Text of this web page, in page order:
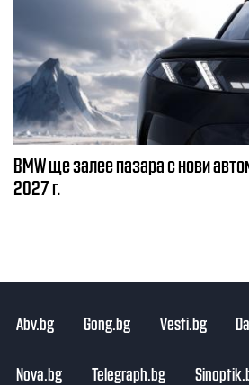
BMW ще залее пазара с нови
2027 г.
Abv.bg Gong.bg Vesti.bg
Nova.bg Telegraph.bg